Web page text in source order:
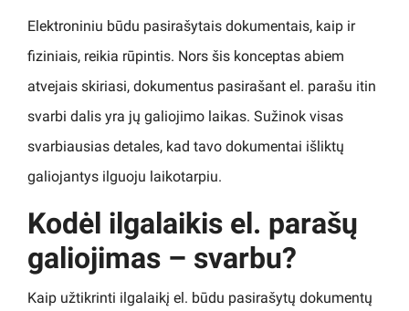
Elektroniniu būdu pasirašytais dokumentais, kaip ir
fiziniais, reikia rūpintis. Nors šis konceptas abiem
atvejais skiriasi, dokumentus pasirašant el. parašu itin
svarbi dalis yra jų galiojimo laikas. Sužinok visas
svarbiausias detales, kad tavo dokumentai išliktų
galiojantys ilguoju laikotarpiu.
Kodėl ilgalaikis el. parašų
galiojimas – svarbu?
Kaip užtikrinti ilgalaikį el. būdu pasirašytų dokumentų